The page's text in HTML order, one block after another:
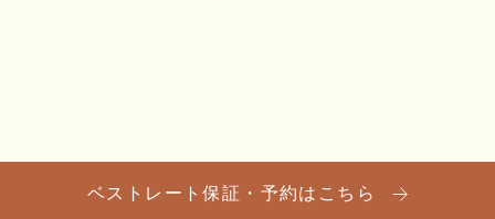
ベストレート保証・予約はこちら